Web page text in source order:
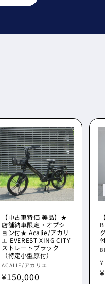
【中古車特価 美品】★
店舗納車限定・オプシ
ョン付★ Acalie/アカリ
エ EVEREST XING CITY
ストレートブラック
（特定小型原付）
販
売
ACALIE/アカリエ
通
¥150,000